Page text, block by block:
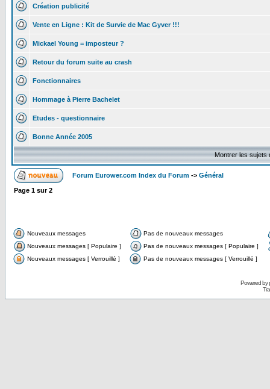
Création publicité
Vente en Ligne : Kit de Survie de Mac Gyver !!!
Mickael Young = imposteur ?
Retour du forum suite au crash
Fonctionnaires
Hommage à Pierre Bachelet
Etudes - questionnaire
Bonne Année 2005
Montrer les sujets
Forum Eurower.com Index du Forum -> Général
Page 1 sur2
Nouveaux messages
Pas de nouveaux messages
Nouveaux messages [ Populaire ]
Pas de nouveaux messages [ Populaire ]
Nouveaux messages [ Verrouillé ]
Pas de nouveaux messages [ Verrouillé ]
Powered by